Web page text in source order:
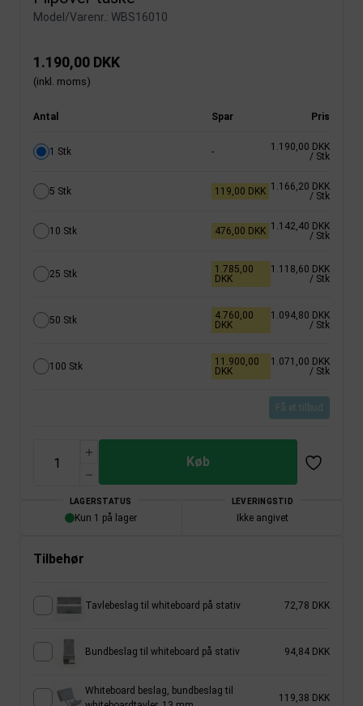
Model/Varenr.: WBS16010
1.190,00 DKK
(inkl. moms)
Antal Spar Pris
1 Stk -
1.190,00 DKK
/ Stk
5 Stk 119,00 DKK 1.166,20 DKK
/ Stk
10 Stk 476,00 DKK 1.142,40 DKK
/ Stk
25 Stk
1.785,00
DKK
1.118,60 DKK
/ Stk
50 Stk
4.760,00
DKK
1.094,80 DKK
/ Stk
100 Stk
11.900,00
DKK
1.071,00 DKK
/ Stk
Få et tilbud
Køb
LAGERSTATUS
Kun 1 på lager
LEVERINGSTID
Ikke angivet
Tilbehør
Tavlebeslag til whiteboard på stativ 72,78 DKK
Bundbeslag til whiteboard på stativ 94,84 DKK
Whiteboard beslag, bundbeslag til
119,38 DKK